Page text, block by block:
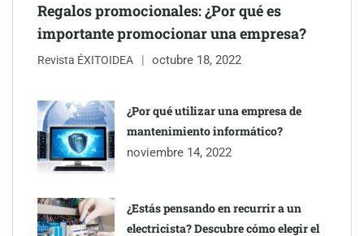
Eagle Waterproofing recomienda revisar la
impermeabilización de las viviendas antes de las vacaciones
Regalos promocionales: ¿Por qué es
importante promocionar una empresa?
Revista ÉXITOIDEA octubre 18, 2022
¿Por qué utilizar una empresa de
mantenimiento informático?
noviembre 14, 2022
¿Estás pensando en recurrir a un
electricista? Descubre cómo elegir el